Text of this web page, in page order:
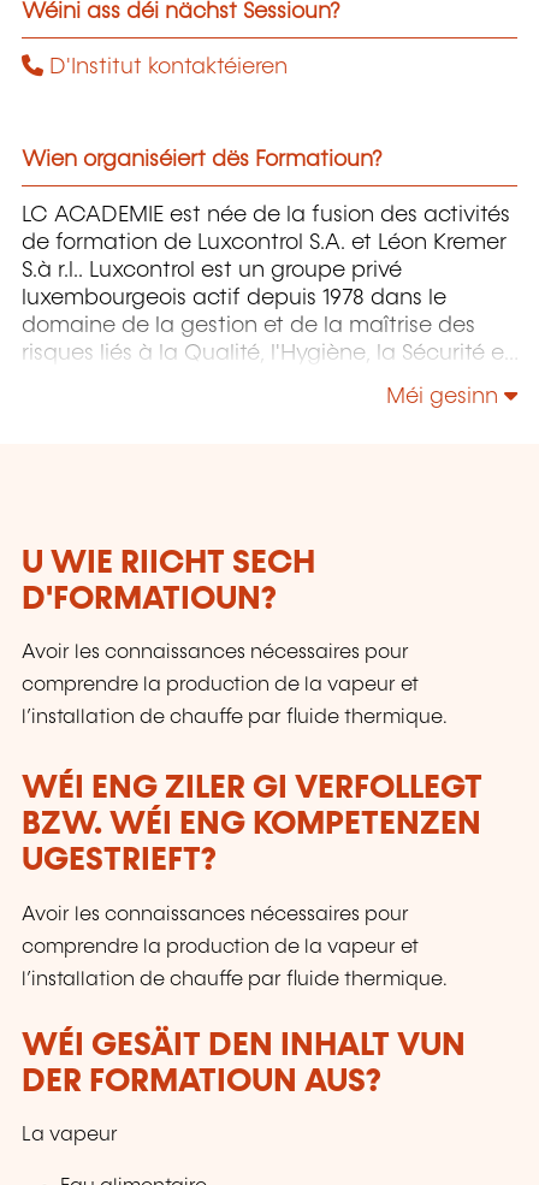
Wéini ass déi nächst Sessioun?
D'Institut kontaktéieren
Wien organiséiert dës Formatioun?
LC ACADEMIE est née de la fusion des activités
de formation de Luxcontrol S.A. et Léon Kremer
S.à r.l.. Luxcontrol est un groupe privé
luxembourgeois actif depuis 1978 dans le
domaine de la gestion et de la maîtrise des
risques liés à la Qualité, l'Hygiène, la Sécurité et
Méi gesinn
U WIE RIICHT SECH
D'FORMATIOUN?
Avoir les connaissances nécessaires pour
comprendre la production de la vapeur et
l’installation de chauffe par fluide thermique.
WÉI ENG ZILER GI VERFOLLEGT
BZW. WÉI ENG KOMPETENZEN
UGESTRIEFT?
Avoir les connaissances nécessaires pour
comprendre la production de la vapeur et
l’installation de chauffe par fluide thermique.
WÉI GESÄIT DEN INHALT VUN
DER FORMATIOUN AUS?
La vapeur